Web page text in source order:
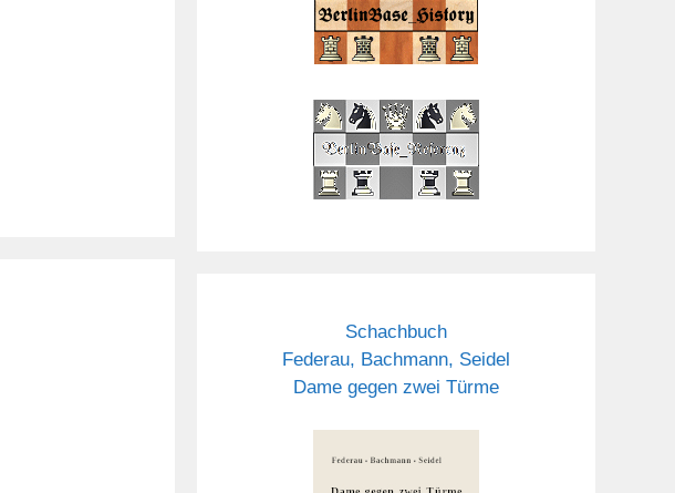
Schachbuch
Federau, Bachmann, Seidel
Dame gegen zwei Türme